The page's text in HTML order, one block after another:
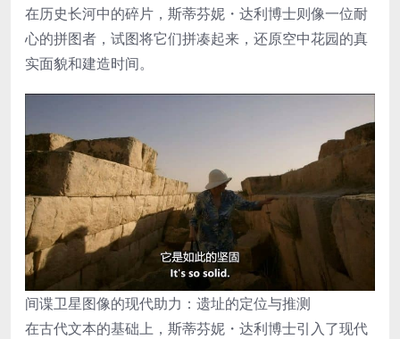
在历史长河中的碎片，斯蒂芬妮・达利博士则像一位耐
心的拼图者，试图将它们拼凑起来，还原空中花园的真
实面貌和建造时间。
间谍卫星图像的现代助力：遗址的定位与推测
在古代文本的基础上，斯蒂芬妮・达利博士引入了现代